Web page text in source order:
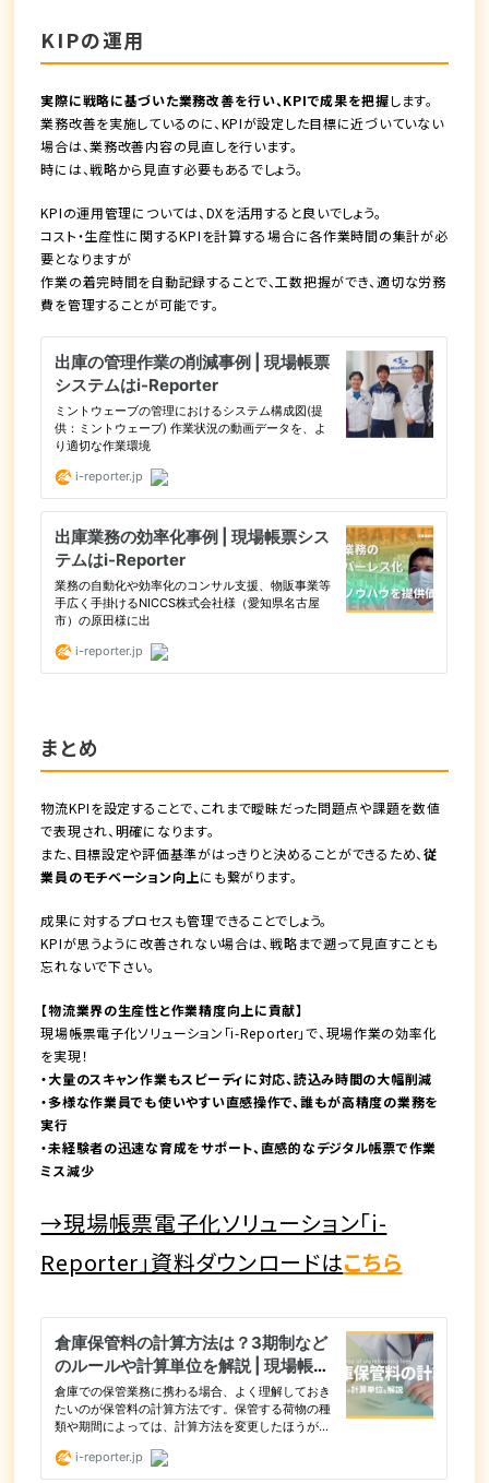
KIPの運用
実際に戦略に基づいた業務改善を行い、KPIで成果を把握します。
業務改善を実施しているのに、KPIが設定した目標に近づいていない
場合は、業務改善内容の見直しを行います。
時には、戦略から見直す必要もあるでしょう。
KPIの運用管理については、 DXを活用すると良いでしょう。
コスト・生産性に関するKPIを計算する場合に各作業時間の集計が必
要となりますが
作業の着完時間を自動記録することで、工数把握ができ、適切な労務
費を管理することが可能です。
まとめ
物流KPIを設定することで、これまで曖昧だった問題点や課題を数値
で表現され、明確になります。
また、目標設定や評価基準がはっきりと決めることができるため、従
業員のモチベーション向上にも繋がります。
成果に対するプロセスも管理できることでしょう。
KPIが思うように改善されない場合は、戦略まで遡って見直すことも
忘れないで下さい。
【物流業界の生産性と作業精度向上に貢献】
現場帳票電子化ソリューション「i-Reporter」で、現場作業の効率化
を実現！
・大量のスキャン作業もスピーディに対応、読込み時間の大幅削減
・多様な作業員でも使いやすい直感操作で、誰もが高精度の業務を
実行
・未経験者の迅速な育成をサポート、直感的なデジタル帳票で作業
ミス減少
→現場帳票電子化ソリューション「i-
Reporter」資料ダウンロードはこちら